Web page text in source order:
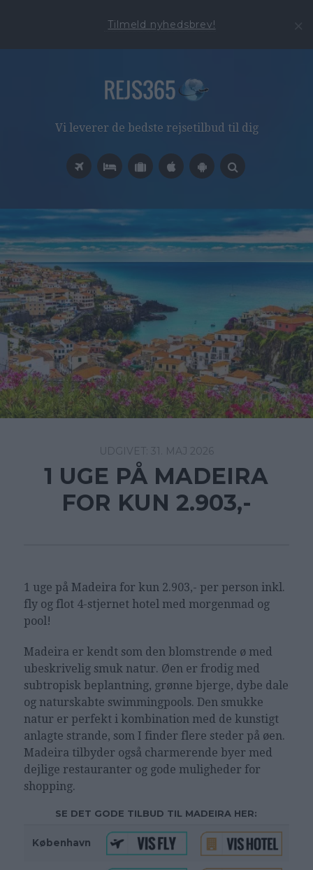
Tilmeld nyhedsbrev!
Vi leverer de bedste rejsetilbud til dig
31. MAJ 2026
1 UGE PÅ MADEIRA
FOR KUN 2.903,-
1 uge på Madeira for kun 2.903,- per person inkl.
fly og flot 4-stjernet hotel med morgenmad og
pool!
Madeira er kendt som den blomstrende ø med
ubeskrivelig smuk natur. Øen er frodig med
subtropisk beplantning, grønne bjerge, dybe dale
og naturskabte swimmingpools. Den smukke
natur er perfekt i kombination med de kunstigt
anlagte strande, som I finder flere steder på øen.
Madeira tilbyder også charmerende byer med
dejlige restauranter og gode muligheder for
shopping.
SE DET GODE TILBUD TIL MADEIRA HER:
København